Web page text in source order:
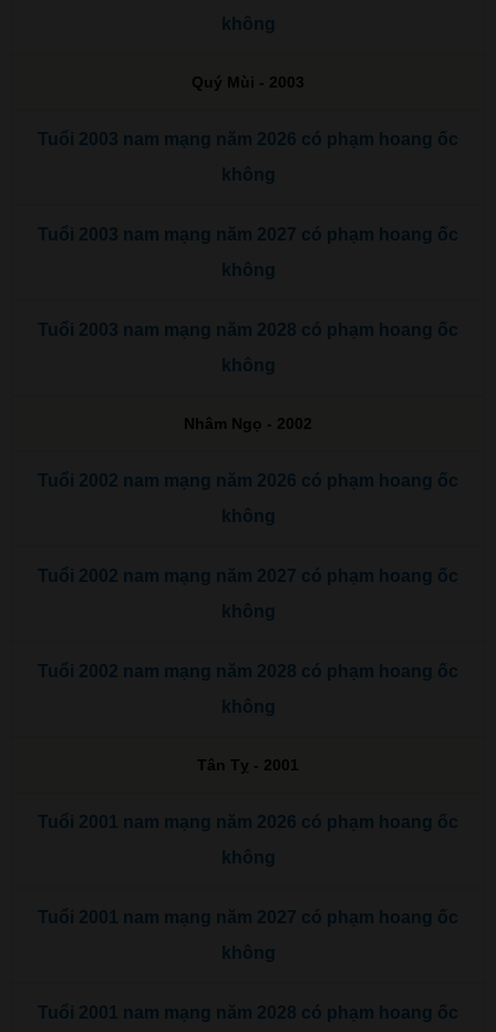
không
Quý Mùi - 2003
Tuổi 2003 nam mạng năm 2026 có phạm hoang ốc
không
Tuổi 2003 nam mạng năm 2027 có phạm hoang ốc
không
Tuổi 2003 nam mạng năm 2028 có phạm hoang ốc
không
Nhâm Ngọ - 2002
Tuổi 2002 nam mạng năm 2026 có phạm hoang ốc
không
Tuổi 2002 nam mạng năm 2027 có phạm hoang ốc
không
Tuổi 2002 nam mạng năm 2028 có phạm hoang ốc
không
Tân Tỵ - 2001
Tuổi 2001 nam mạng năm 2026 có phạm hoang ốc
không
Tuổi 2001 nam mạng năm 2027 có phạm hoang ốc
không
Tuổi 2001 nam mạng năm 2028 có phạm hoang ốc